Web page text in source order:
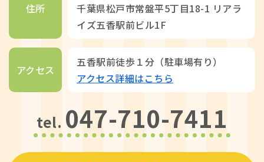
住所
千葉県松戸市常盤平5丁目18-1 リアラ
イズ五香駅前ビル1F
アクセス
五香駅前徒歩１分（駐車場有り）
アクセス詳細はこちら
tel. 047-710-7411